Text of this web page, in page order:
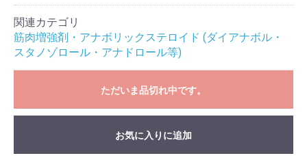
関連カテゴリ
筋肉増強剤・アナボリックステロイド (ダイアナボル・
スタノゾロール・アナドロール等)
ただいま品切れ中です。
お気に入りに追加